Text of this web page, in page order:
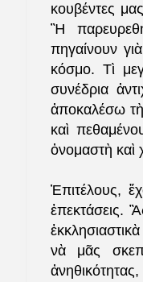
κουβέντες
Ἢ
πηγαίνουν
κόσμο. Τὶ
συνέδρια
ἀποκαλέσω
καὶ
ὀνομαστὴ καὶ
Ἐπιτέλους,
ἐπεκτάσεις.
νὰ μᾶς